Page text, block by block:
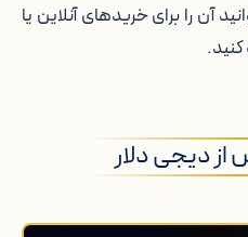
وزیر اکس
خرید وزیر اکس
آن را برای خریدهای آنلاین یا
از دیجی دلار